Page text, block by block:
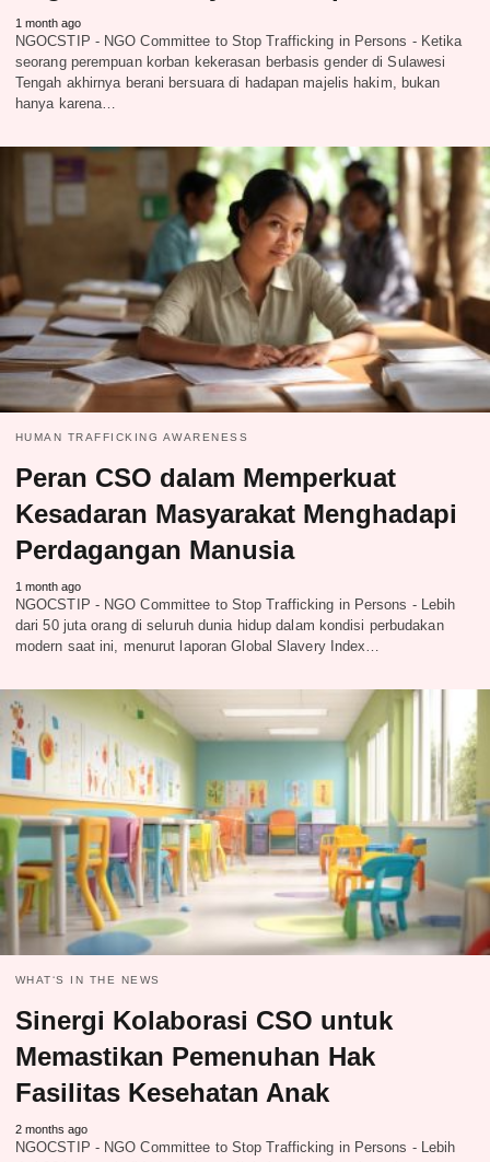
1 month ago
NGOCSTIP - NGO Committee to Stop Trafficking in Persons - Ketika
seorang perempuan korban kekerasan berbasis gender di Sulawesi
Tengah akhirnya berani bersuara di hadapan majelis hakim, bukan
hanya karena…
HUMAN TRAFFICKING AWARENESS
Peran CSO dalam Memperkuat
Kesadaran Masyarakat Menghadapi
Perdagangan Manusia
1 month ago
NGOCSTIP - NGO Committee to Stop Trafficking in Persons - Lebih
dari 50 juta orang di seluruh dunia hidup dalam kondisi perbudakan
modern saat ini, menurut laporan Global Slavery Index…
WHAT‘S IN THE NEWS
Sinergi Kolaborasi CSO untuk
Memastikan Pemenuhan Hak
Fasilitas Kesehatan Anak
2 months ago
NGOCSTIP - NGO Committee to Stop Trafficking in Persons - Lebih